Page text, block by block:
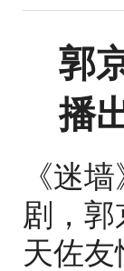
郭
播
《迷
剧，
天佐